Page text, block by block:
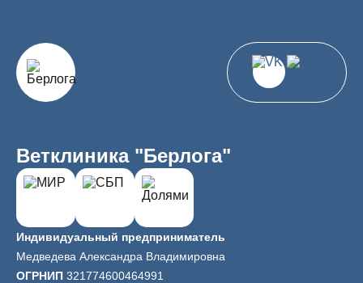
Ветклиника "Берлога"
Индивидуальный предприниматель
Медведева Александра Владимировна
ОГРНИП 321774600464991